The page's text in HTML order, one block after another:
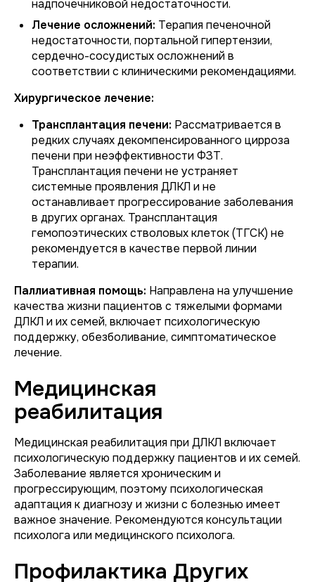
надпочечниковой недостаточности.
Лечение осложнений: Терапия печеночной
недостаточности, портальной гипертензии,
сердечно-сосудистых осложнений в
соответствии с клиническими рекомендациями.
Хирургическое лечение:
Трансплантация печени: Рассматривается в
редких случаях декомпенсированного цирроза
печени при неэффективности ФЗТ.
Трансплантация печени не устраняет
системные проявления ДЛКЛ и не
останавливает прогрессирование заболевания
в других органах. Трансплантация
гемопоэтических стволовых клеток (ТГСК) не
рекомендуется в качестве первой линии
терапии.
Паллиативная помощь: Направлена на улучшение
качества жизни пациентов с тяжелыми формами
ДЛКЛ и их семей, включает психологическую
поддержку, обезболивание, симптоматическое
лечение.
Медицинская
реабилитация
Медицинская реабилитация при ДЛКЛ включает
психологическую поддержку пациентов и их семей.
Заболевание является хроническим и
прогрессирующим, поэтому психологическая
адаптация к диагнозу и жизни с болезнью имеет
важное значение. Рекомендуются консультации
психолога или медицинского психолога.
Профилактика Других